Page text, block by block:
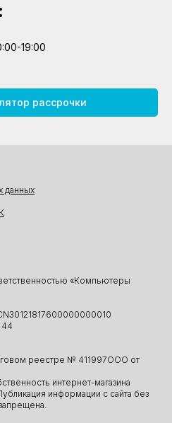
19:00
рассрочки
«Компьютеры
44
реестре № 411997ООО от
интернет-магазина
информации с сайта без
данных